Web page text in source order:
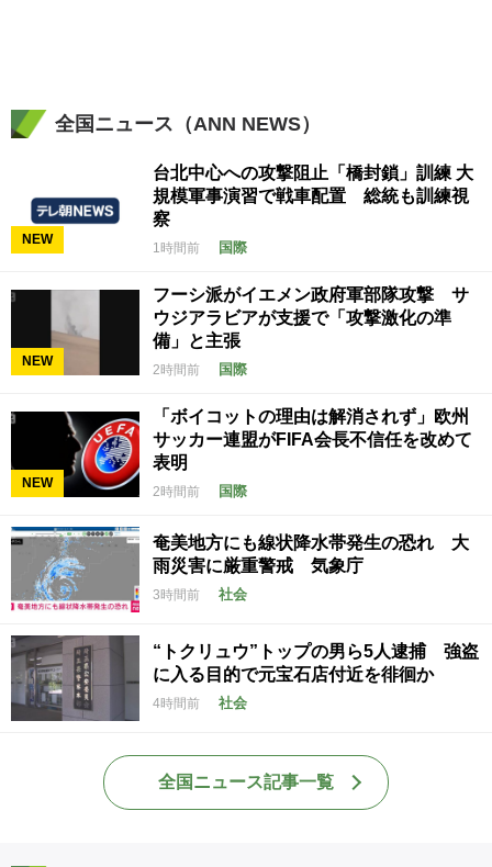
全国ニュース（ANN NEWS）
NEW
台北中心への攻撃阻止「橋封鎖」訓練 大
規模軍事演習で戦車配置 総統も訓練視
察
1時間前 国際
NEW
フーシ派がイエメン政府軍部隊攻撃 サ
ウジアラビアが支援で「攻撃激化の準
備」と主張
2時間前 国際
NEW
「ボイコットの理由は解消されず」欧州
サッカー連盟がFIFA会長不信任を改めて
表明
2時間前 国際
奄美地方にも線状降水帯発生の恐れ 大
雨災害に厳重警戒 気象庁
3時間前 社会
“トクリュウ”トップの男ら5人逮捕 強盗
に入る目的で元宝石店付近を徘徊か
4時間前 社会
全国ニュース記事一覧